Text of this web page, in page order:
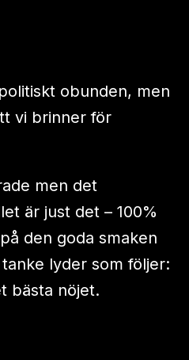
obunden, men
vi brinner för
men det
är just det – 100%
den goda smaken
lyder som följer:
bästa nöjet.